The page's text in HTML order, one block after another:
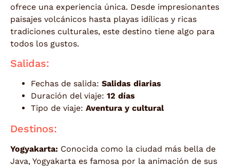
ofrece una experiencia única. Desde impresionantes
paisajes volcánicos hasta playas idílicas y ricas
tradiciones culturales, este destino tiene algo para
todos los gustos.
Salidas:
Fechas de salida: Salidas diarias
Duración del viaje: 12 días
Tipo de viaje: Aventura y cultural
Destinos:
Yogyakarta: Conocida como la ciudad más bella de
Java, Yogyakarta es famosa por la animación de sus